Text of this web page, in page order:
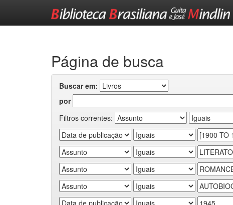
Página de busca
Buscar em:
por
Filtros correntes: